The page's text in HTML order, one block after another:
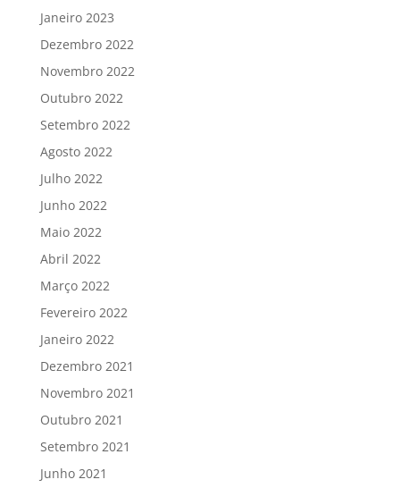
Janeiro 2023
Dezembro 2022
Novembro 2022
Outubro 2022
Setembro 2022
Agosto 2022
Julho 2022
Junho 2022
Maio 2022
Abril 2022
Março 2022
Fevereiro 2022
Janeiro 2022
Dezembro 2021
Novembro 2021
Outubro 2021
Setembro 2021
Junho 2021